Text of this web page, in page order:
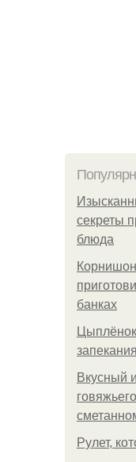
секреты
блюда
банках
Вкусный
Рулет,